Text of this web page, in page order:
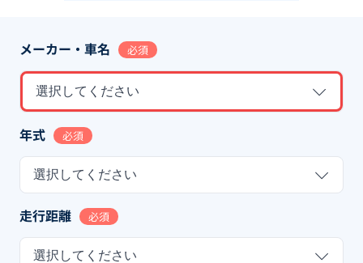
メーカー・車名 必須
選択してください
年式 必須
選択してください
走行距離 必須
選択してください